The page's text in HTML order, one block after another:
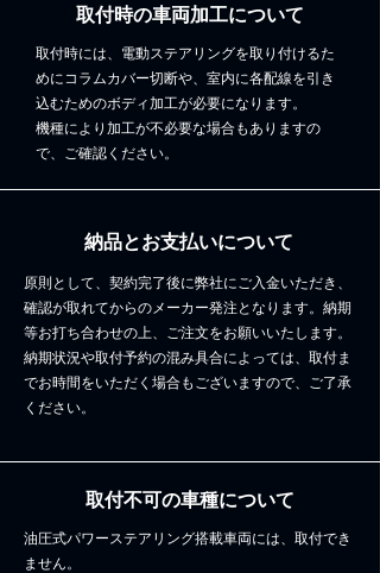
​取付時の車両加工について
取付時には、電動ステアリングを取り付けるた
めにコラムカバー切断や、室内に各配線を引き
込むためのボディ加工が必要になります。
機種により加工が不必要な場合もありますの
で、ご確認ください。
納品とお支払いについて
原則として、契約完了後に弊社にご入金いただき、
確認が取れてからのメーカー発注となります。納期
等お打ち合わせの上、ご注文をお願いいたします。
納期状況や取付予約の混み具合によっては、取付ま
でお時間をいただく場合もございますので、ご了承
ください。
取付不可の車種について
油圧式パワーステアリング搭載車両には、取付でき
ません。